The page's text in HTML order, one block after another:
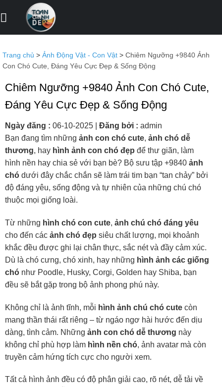
Trang chủ > Ảnh Động Vật - Con Vật > Chiêm Ngưỡng +9840 Ảnh
Con Chó Cute, Đáng Yêu Cực Đẹp & Sống Động
Chiêm Ngưỡng +9840 Ảnh Con Chó Cute,
Đáng Yêu Cực Đẹp & Sống Động
Ngày đăng : 06-10-2025 Đăng bởi : admin
Bạn đang tìm những ảnh con chó cute, ảnh chó dễ
thương, hay hình ảnh con chó đẹp để thư giãn, làm
hình nền hay chia sẻ với bạn bè? Bộ sưu tập +9840 ảnh
chó dưới đây chắc chắn sẽ làm trái tim bạn “tan chảy” bởi
độ đáng yêu, sống động và tự nhiên của những chú chó
thuộc mọi giống loài.
Từ những hình chó con cute, ảnh chú chó đáng yêu
cho đến các ảnh chó đẹp siêu chất lượng, mọi khoảnh
khắc đều được ghi lại chân thực, sắc nét và đầy cảm xúc.
Dù là chó cưng, chó xinh, hay những hình ảnh các giống
chó như Poodle, Husky, Corgi, Golden hay Shiba, bạn
đều sẽ bắt gặp trong bộ ảnh phong phú này.
Không chỉ là ảnh tĩnh, mỗi hình ảnh chú chó cute còn
mang thần thái rất riêng – từ ngáo ngơ hài hước đến dịu
dàng, tình cảm. Những ảnh con chó dễ thương này
không chỉ phù hợp làm hình nền chó, ảnh avatar mà còn
truyền cảm hứng tích cực cho người xem.
Tất cả hình ảnh đều có độ phân giải cao, rõ nét, dễ tải về